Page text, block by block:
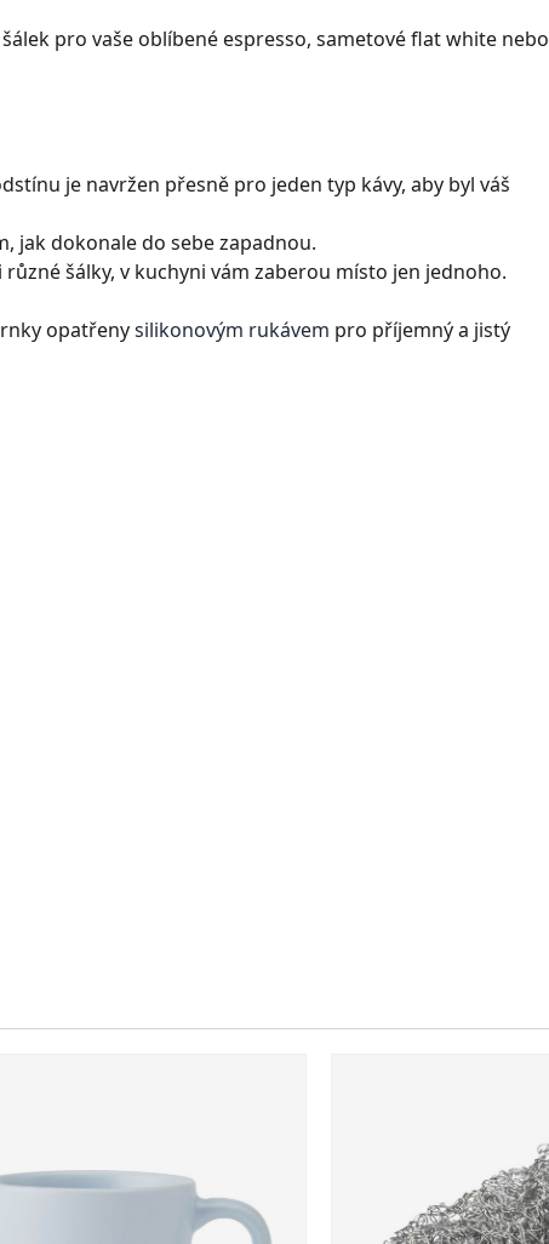
pro vaše oblíbené espresso, sametové flat white nebo
je navržen přesně pro jeden typ kávy, aby byl váš
jak dokonale do sebe zapadnou.
šálky, v kuchyni vám zaberou místo jen jednoho.
opatřenysilikonovým rukávem pro příjemný a jistý